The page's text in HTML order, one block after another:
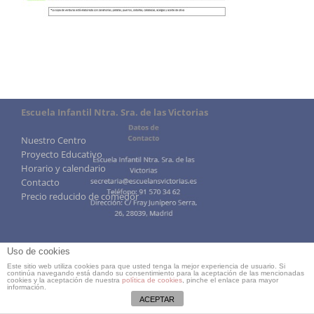
Escuela Infantil Ntra. Sra. de las Victorias
Nuestro Centro
Proyecto Educativo
Horario y calendario
Contacto
Precio reducido de comedor
Uso de cookies
Este sitio web utiliza cookies para que usted tenga la mejor experiencia de usuario. Si
continúa navegando está dando su consentimiento para la aceptación de las mencionadas
cookies y la aceptación de nuestra política de cookies , pinche el enlace para mayor
información.
ACEPTAR